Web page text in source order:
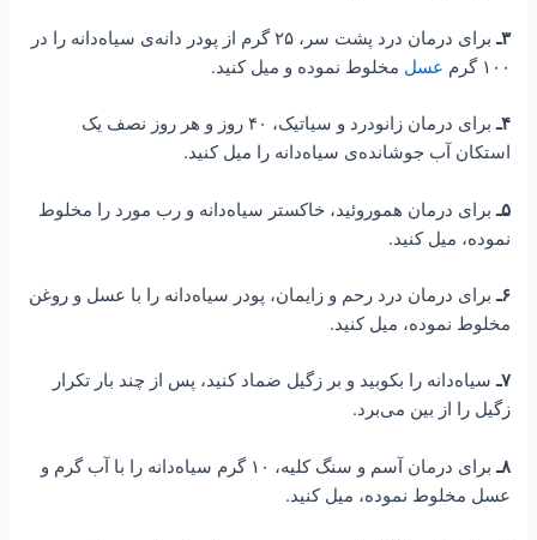
۳ـ
برای درمان درد پشت سر، ۲۵ گرم از پودر دانه‌ی سیاه‌دانه را در
۱۰۰ گرم
عسل مخلوط نموده و میل کنید.
۴ـ
برای درمان زانودرد و سیاتیک، ۴۰ روز و هر روز نصف یک
استکان آب جوشانده‌ی سیاه‌دانه را میل کنید.
۵ـ برای درمان هموروئید، خاکستر سیاه‌دانه و رب مورد را مخلوط
نموده، میل کنید.
۶ـ برای درمان درد رحم و زایمان، پودر سیاه‌دانه را با عسل و روغن
مخلوط نموده، میل کنید.
۷ـ سیاه‌دانه را بکوبید و بر زگیل ضماد کنید، پس از چند بار تکرار
زگیل را از بین می‌برد.
۸ـ
برای درمان آسم و سنگ کلیه، ۱۰ گرم سیاه‌دانه را با آب گرم و
عسل مخلوط نموده، میل کنید.